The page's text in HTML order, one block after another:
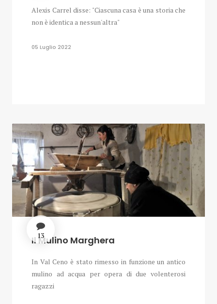
Alexis Carrel disse: "Ciascuna casa è una storia che
non è identica a nessun'altra"
05 Luglio 2022
13
Il Mulino Marghera
In Val Ceno è stato rimesso in funzione un antico
mulino ad acqua per opera di due volenterosi
ragazzi